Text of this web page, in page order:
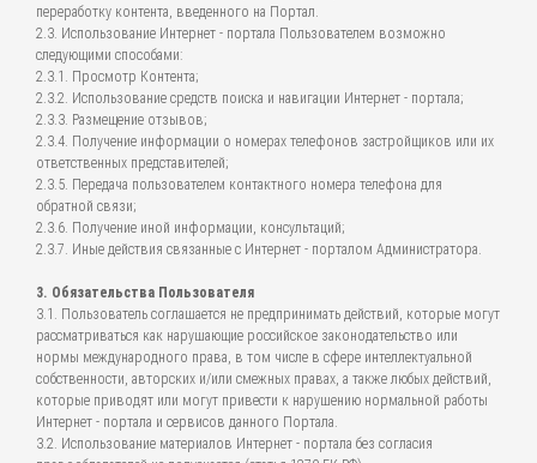
переработку контента, введенного на Портал.
2.3. Использование Интернет - портала Пользователем возможно
следующими способами:
2.3.1. Просмотр Контента;
2.3.2. Использование средств поиска и навигации Интернет - портала;
2.3.3. Размещение отзывов;
2.3.4. Получение информации о номерах телефонов застройщиков или их
ответственных представителей;
2.3.5. Передача пользователем контактного номера телефона для
обратной связи;
2.3.6. Получение иной информации, консультаций;
2.3.7. Иные действия связанные с Интернет - порталом Администратора.
3. Обязательства Пользователя
3.1. Пользователь соглашается не предпринимать действий, которые могут
рассматриваться как нарушающие российское законодательство или
нормы международного права, в том числе в сфере интеллектуальной
собственности, авторских и/или смежных правах, а также любых действий,
которые приводят или могут привести к нарушению нормальной работы
Интернет - портала и сервисов данного Портала.
3.2. Использование материалов Интернет - портала без согласия